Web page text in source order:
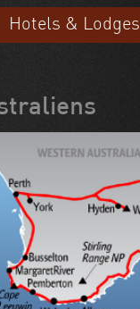
Hotels & Lodges